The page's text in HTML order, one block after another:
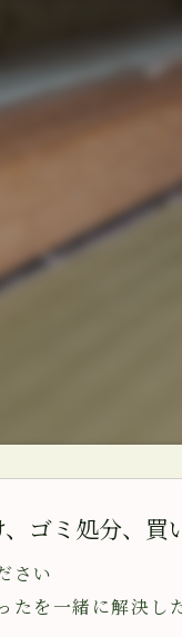
ゴミ処分、買
さい
たを一緒に解決し